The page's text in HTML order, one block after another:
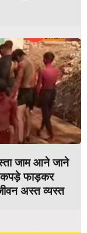
जाम आने जाने
कपड़े फाड़कर
अस्त व्यस्त